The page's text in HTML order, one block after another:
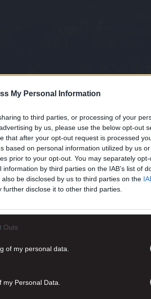
My Personal Information
to third parties, or processing of your
by us, please use the below opt-out
that after your opt-out request is processed
based on personal information utilized by us
prior to your opt-out. You may separately
by third parties on the IAB’s list of
be disclosed by us to third parties on the
further disclose it to other third parties.
Outs
of my personal data.
Personal Data.
στην Google